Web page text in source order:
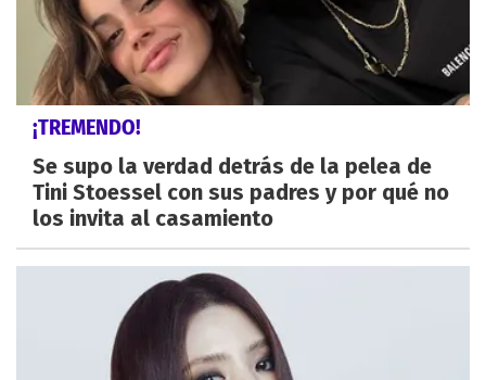
¡TREMENDO!
Se supo la verdad detrás de la pelea de
Tini Stoessel con sus padres y por qué no
los invita al casamiento